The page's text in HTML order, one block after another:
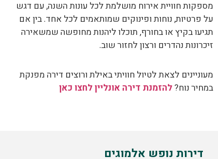
מספקות חוויית אירוח מושלמת לכל עונות השנה, עם דגש
על פרטיות, נוחות ופינוקים שמותאמים לכל אחד. בין אם
תגיעו בקיץ או בחורף, תוכלו ליהנות מחופשה שמשאירה
זיכרונות נהדרים ורצון לחזור שוב.
מעוניינים לצאת לטיול חוויתי באילת ורוצים דירה מפנקת
במחיר נוח?להזמנת דירה אונליין לחצו כאן
דירות נופש אלמוגים